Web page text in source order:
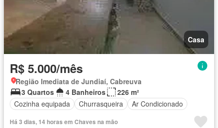
Casa
R$ 5.000/mês
Região Imediata de Jundiaí, Cabreuva
3 Quartos
4 Banheiros
226 m²
Cozinha equipada
Churrasqueira Ar Condicionado
Há 3 dias, 14 horas em Chaves na mão